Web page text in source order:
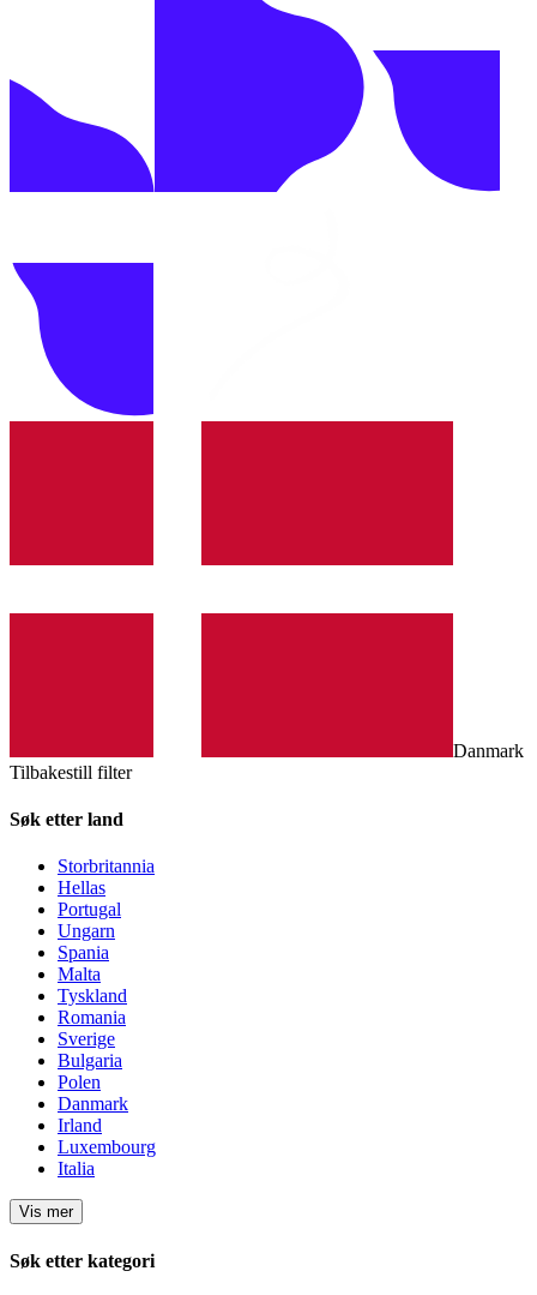
Danmark
Tilbakestill filter
Søk etter land
Storbritannia
Hellas
Portugal
Ungarn
Spania
Malta
Tyskland
Romania
Sverige
Bulgaria
Polen
Danmark
Irland
Luxembourg
Italia
Vis mer
Søk etter kategori